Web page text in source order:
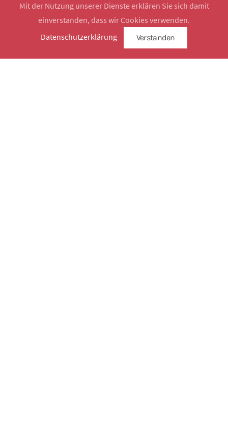
Mit der Nutzung unserer Dienste erklären Sie sich damit
einverstanden, dass wir Cookies verwenden.
Datenschutzerklärung
Verstanden